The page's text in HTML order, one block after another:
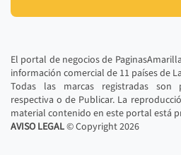
El portal de negocios de
información comercial de 11 países de
Todas las marcas registradas
respectiva o de Publicar. La
material contenido en este portal está
AVISO LEGAL© Copyright2026